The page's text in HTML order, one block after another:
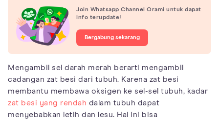
Join Whatsapp Channel Orami untuk dapat
info terupdate!
Bergabung sekarang
Mengambil sel darah merah berarti mengambil
cadangan zat besi dari tubuh. Karena zat besi
membantu membawa oksigen ke sel-sel tubuh, kadar
zat besi yang rendah dalam tubuh dapat
menyebabkan letih dan lesu. Hal ini bisa